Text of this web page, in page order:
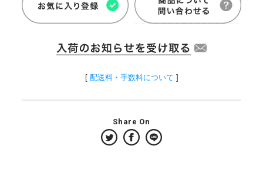
[ 配送料・手数料について ]
Share On